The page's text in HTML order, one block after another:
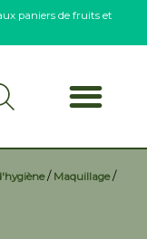
/ Maquillage/
paniers de fruits et